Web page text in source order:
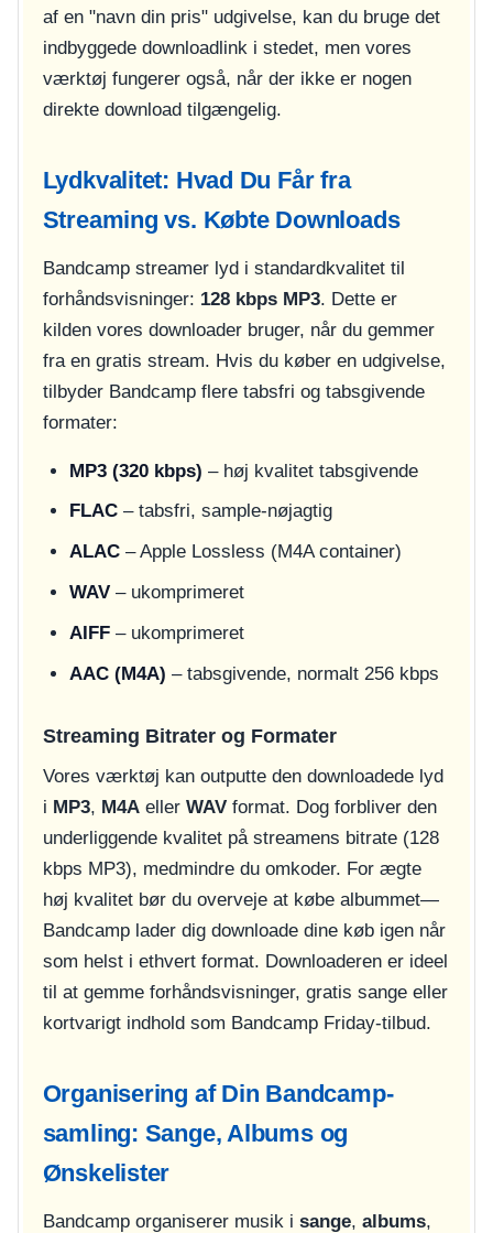
af en "navn din pris" udgivelse, kan du bruge det
indbyggede downloadlink i stedet, men vores
værktøj fungerer også, når der ikke er nogen
direkte download tilgængelig.
Lydkvalitet: Hvad Du Får fra
Streaming vs. Købte Downloads
Bandcamp streamer lyd i standardkvalitet til
forhåndsvisninger: 128 kbps MP3. Dette er
kilden vores downloader bruger, når du gemmer
fra en gratis stream. Hvis du køber en udgivelse,
tilbyder Bandcamp flere tabsfri og tabsgivende
formater:
MP3 (320 kbps) – høj kvalitet tabsgivende
FLAC– tabsfri, sample-nøjagtig
ALAC– Apple Lossless (M4A container)
WAV– ukomprimeret
AIFF– ukomprimeret
AAC (M4A) – tabsgivende, normalt 256 kbps
Streaming Bitrater og Formater
Vores værktøj kan outputte den downloadede lyd
i MP3, M4Aeller WAVformat. Dog forbliver den
underliggende kvalitet på streamens bitrate (128
kbps MP3), medmindre du omkoder. For ægte
høj kvalitet bør du overveje at købe albummet—
Bandcamp lader dig downloade dine køb igen når
som helst i ethvert format. Downloaderen er ideel
til at gemme forhåndsvisninger, gratis sange eller
kortvarigt indhold som Bandcamp Friday-tilbud.
Organisering af Din Bandcamp-
samling: Sange, Albums og
Ønskelister
Bandcamp organiserer musik i sange, albums,